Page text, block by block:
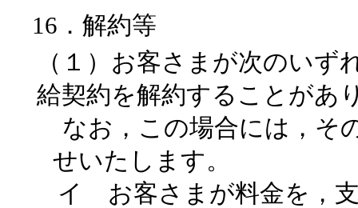
16．解約等
（１）お客さまが次のい
給契約を解約することがあ
なお，この場合には，そ
せいたします。
イ お客さまが料金を，